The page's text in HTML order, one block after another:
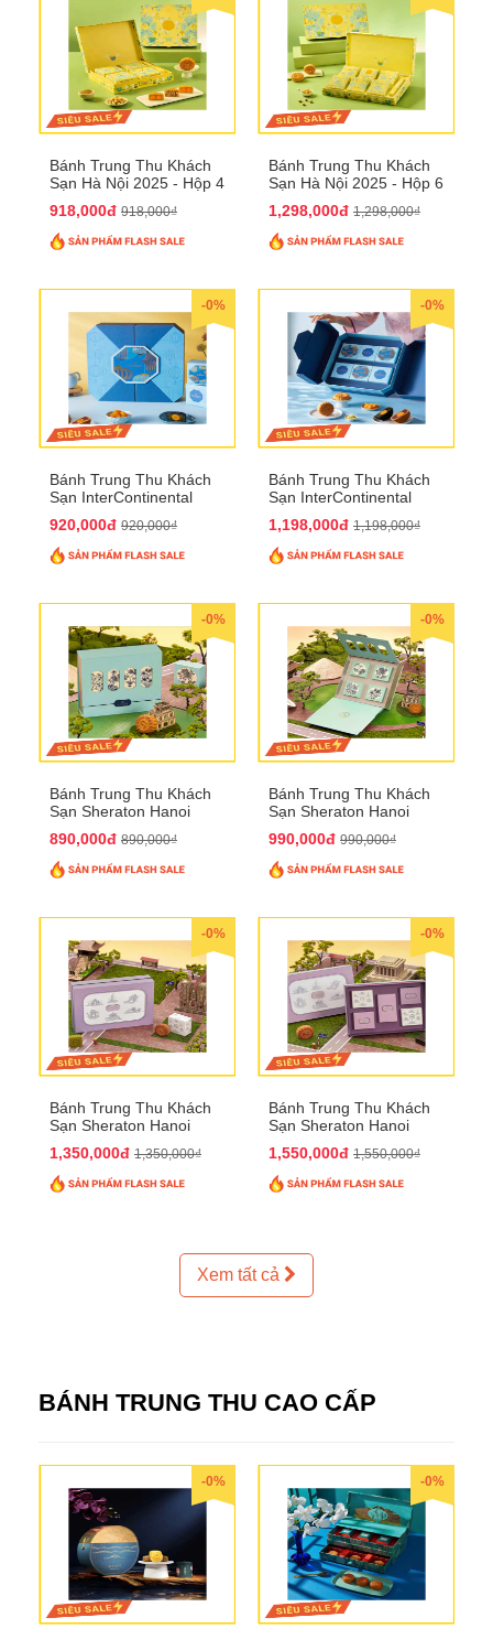
Bánh Trung Thu Khách
Sạn Hà Nội 2025 - Hộp 4
918,000đ 918,000₫
Bánh Trung Thu Khách
Sạn Hà Nội 2025 - Hộp 6
1,298,000đ 1,298,000₫
-0%
Bánh Trung Thu Khách
Sạn InterContinental
QTTT26
920,000đ 920,000₫
-0%
Bánh Trung Thu Khách
Sạn InterContinental
QTTT27
1,198,000đ 1,198,000₫
-0%
Bánh Trung Thu Khách
Sạn Sheraton Hanoi
890,000đ 890,000₫
-0%
Bánh Trung Thu Khách
Sạn Sheraton Hanoi
990,000đ 990,000₫
-0%
Bánh Trung Thu Khách
Sạn Sheraton Hanoi
1,350,000đ 1,350,000₫
-0%
Bánh Trung Thu Khách
Sạn Sheraton Hanoi
1,550,000đ 1,550,000₫
Xem tất cả
BÁNH TRUNG THU CAO CẤP
-0% -0%